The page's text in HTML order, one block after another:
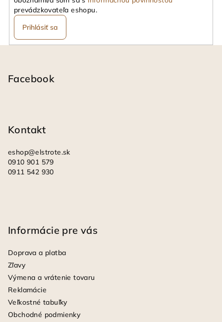
prevádzkovateľa eshopu.
Prihlásiť sa
Facebook
Kontakt
eshop@elstrote.sk
0910 901 579
0911 542 930
Informácie pre vás
Doprava a platba
Zľavy
Výmena a vrátenie tovaru
Reklamácie
Veľkostné tabuľky
Obchodné podmienky